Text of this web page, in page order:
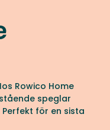
Rowico Home
speglar
för en sista